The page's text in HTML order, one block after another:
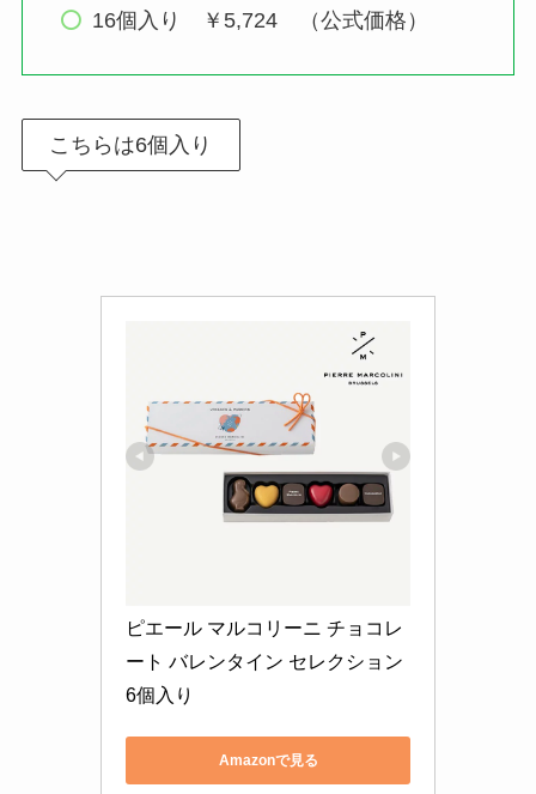
16個入り ￥5,724 （公式価格）
こちらは6個入り
ピエール マルコリーニ チョコレ
ート バレンタイン セレクション
6個入り
Amazonで見る